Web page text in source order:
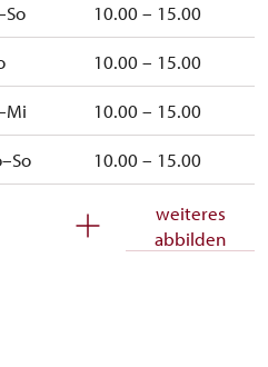
10.00 – 15.00
10.00 – 15.00
10.00 – 15.00
10.00 – 15.00
10.00 – 15.00
10.00 – 15.00
weiteres
abbilden